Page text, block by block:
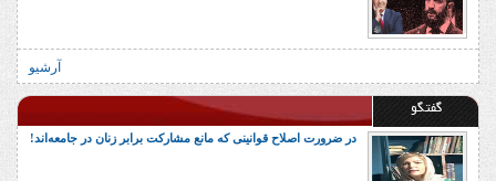
آرشیو
گفتگو
در ضرورت اصلاح قوانینی که مانع مشارکت برابر زنان در جامعه‌اند!